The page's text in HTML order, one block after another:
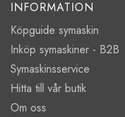
INFORMATION
Köpguide symaskin
Inköp symaskiner - B2B
Symaskinsservice
Hitta till vår butik
Om oss